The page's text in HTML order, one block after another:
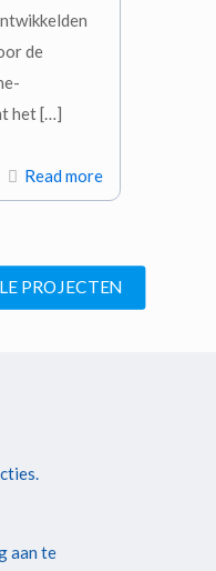
de
het[…]
Read more
PROJECTEN
aan te